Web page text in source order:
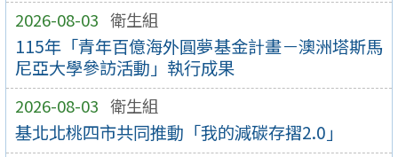
2026-08-03 衛生組
115年「青年百億海外圓夢基金計畫－澳洲塔斯馬
尼亞大學參訪活動」執行成果
2026-08-03 衛生組
基北北桃四市共同推動「我的減碳存摺2.0」